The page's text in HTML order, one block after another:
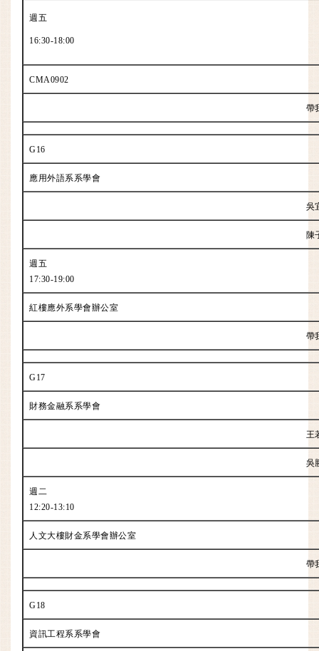
週五
16:30-18:00
CMA0902
帶
G16
應用外語系系學會
吳
陳
週五
17:30-19:00
紅樓應外系學會辦公室
帶
G17
財務金融系系學會
王
吳
週二
12:20-13:10
人文大樓財金系學會辦公室
帶
G18
資訊工程系系學會